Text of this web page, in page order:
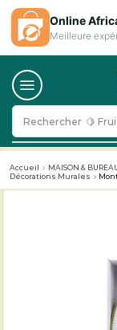
Rechercher 🥛 Milk
Accueil MAISON &
Décorations Murales
Online
Meilleure